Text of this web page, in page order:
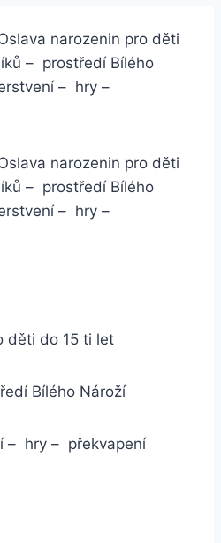
narozenin pro děti
– prostředí Bílého
– hry –
narozenin pro děti
– prostředí Bílého
– hry –
děti do 15 ti let
Bílého Nároží
– hry – překvapení